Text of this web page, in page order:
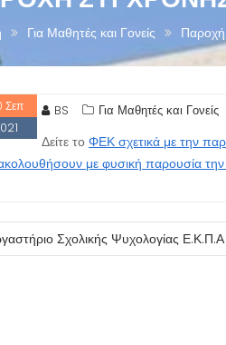
Για Μαθητές και Γονείς
Σεπ BS Για Μαθητές και Γονείς
Δείτε το ΦΕΚ σχετικά με την
με φυσική παρουσία την
Σχολικής Ψυχολογίας Ε.Κ.Π.Α